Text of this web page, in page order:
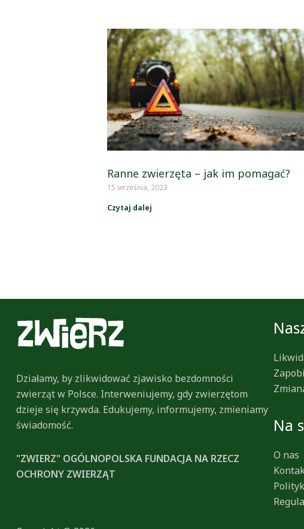
Ranne zwierzęta – jak im pomagać?
15 września, 2023
Czytaj dalej
Działamy, by zlikwidować zjawisko bezdomności
zwierząt w Polsce. Interweniujemy, gdy zwierzętom
dzieje się krzywda. Edukujemy, informujemy, zmieniamy
świadomość.
"ZWIERZ" OGÓLNOPOLSKA FUNDACJA NA RZECZ
OCHRONY ZWIERZĄT
Na
O nas